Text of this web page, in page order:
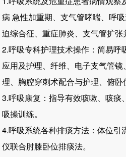
病 急性加重期、支气管哮喘、呼
迫综合征、重症肺炎、支气管扩张
2.呼吸专科护理技术操作：简易呼
应用及护理、纤维、电子支气管
理、胸腔穿刺术配合与护理、俯
3.呼吸康复：指导有效咳嗽、咳痰
吸操训练。
4.呼吸系统各种排痰方法：体位引
仪联合肘膝卧位排痰法。